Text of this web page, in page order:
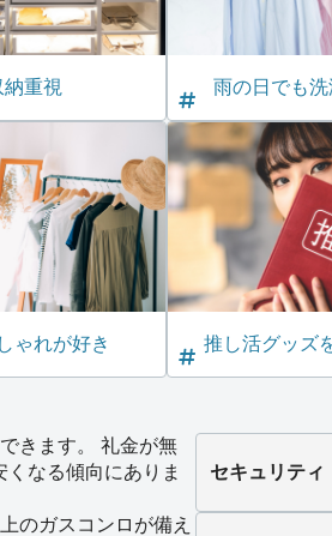
納重視 雨の日でも
ゃれが好き 推し活グッズ
きます。 礼金が無
なる傾向にありま
セキュリティ
のガスコンロが備え